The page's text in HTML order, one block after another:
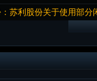
：苏利股份关于使用部